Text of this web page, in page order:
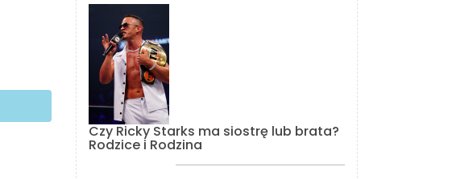
Czy Ricky Starks ma siostrę lub brata?
Rodzice i Rodzina